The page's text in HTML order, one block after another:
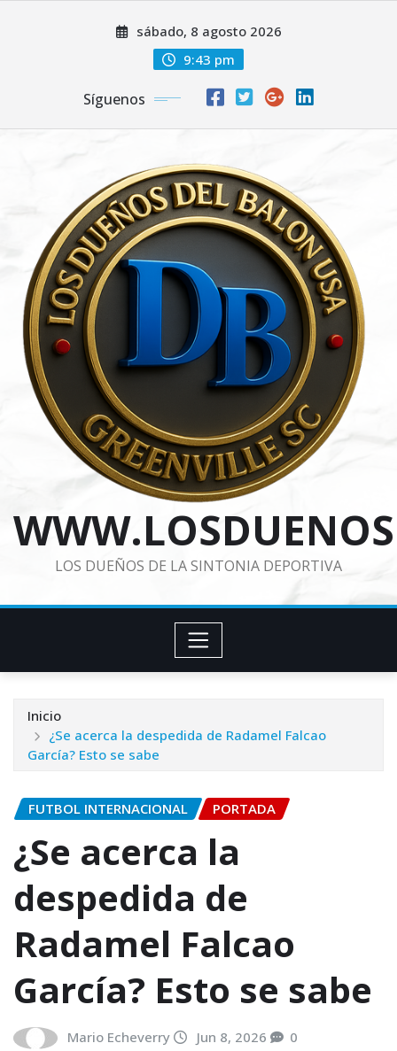
sábado, 8 agosto 2026
9:43 pm
Síguenos
LOS DUEÑOS DE LA SINTONIA DEPORTIVA
Inicio
¿Se acerca la despedida de Radamel Falcao
García? Esto se sabe
FUTBOL INTERNACIONAL PORTADA
¿Se acerca la
despedida de
Radamel Falcao
García? Esto se sabe
Mario Echeverry Jun 8, 2026 0